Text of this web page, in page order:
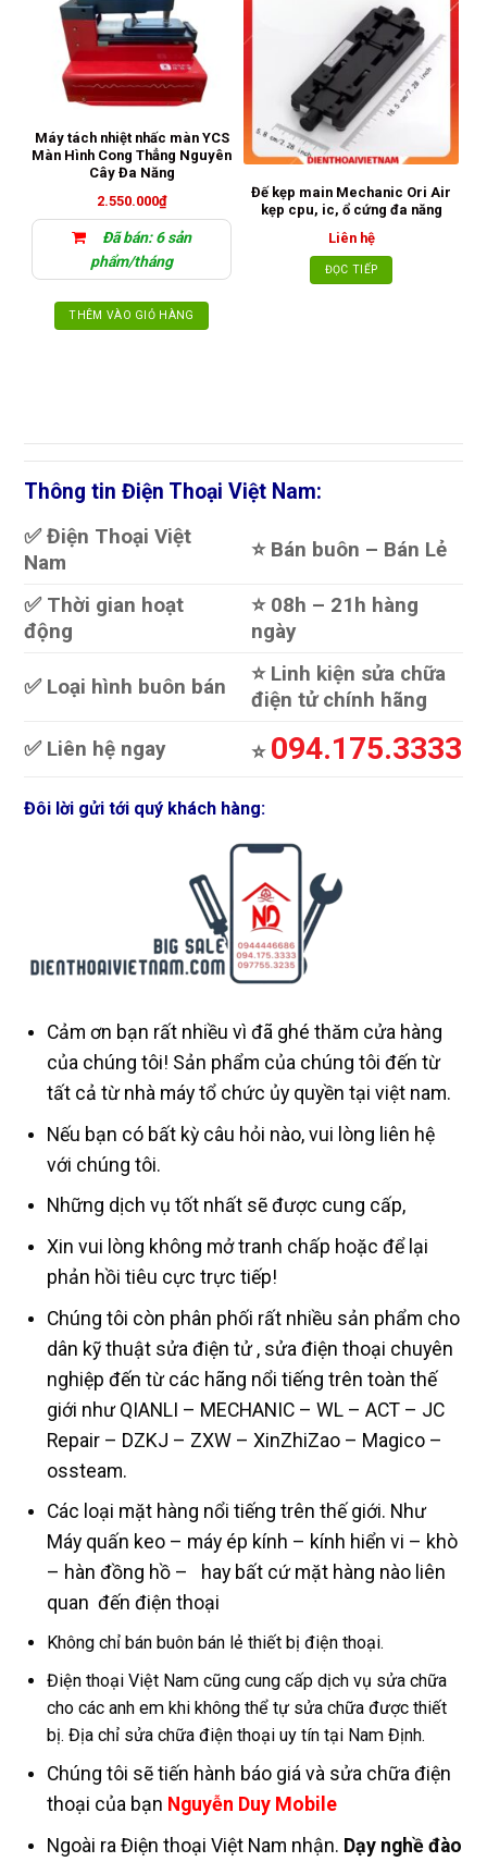
Máy tách nhiệt nhấc màn YCS
Màn Hình Cong Thẳng Nguyên
Cây Đa Năng
2.550.000₫
Đã bán: 6 sản
phẩm/tháng
THÊM VÀO GIỎ HÀNG
Đế kẹp main Mechanic Ori Air
kẹp cpu, ic, ổ cứng đa năng
Liên hệ
ĐỌC TIẾP
Thông tin Điện Thoại Việt Nam:
✅ Điện Thoại Việt
Nam
⭐️ Bán buôn – Bán Lẻ
✅ Thời gian hoạt
động
⭐️ 08h – 21h hàng
ngày
✅ Loại hình buôn bán
⭐️ Linh kiện sửa chữa
điện tử chính hãng
✅ Liên hệ ngay
⭐️ 094.175.3333
Đôi lời gửi tới quý khách hàng:
Cảm ơn bạn rất nhiều vì đã ghé thăm cửa hàng
của chúng tôi! Sản phẩm của chúng tôi đến từ
tất cả từ nhà máy tổ chức ủy quyền tại việt nam.
Nếu bạn có bất kỳ câu hỏi nào, vui lòng liên hệ
với chúng tôi.
Những dịch vụ tốt nhất sẽ được cung cấp,
Xin vui lòng không mở tranh chấp hoặc để lại
phản hồi tiêu cực trực tiếp!
Chúng tôi còn phân phối rất nhiều sản phẩm cho
dân kỹ thuật sửa điện tử , sửa điện thoại chuyên
nghiệp đến từ các hãng nổi tiếng trên toàn thế
giới như QIANLI – MECHANIC – WL – ACT – JC
Repair – DZKJ – ZXW – XinZhiZao – Magico –
ossteam.
Các loại mặt hàng nổi tiếng trên thế giới. Như
Máy quấn keo – máy ép kính – kính hiển vi – khò
– hàn đồng hồ – hay bất cứ mặt hàng nào liên
quan đến điện thoại
Không chỉ bán buôn bán lẻ thiết bị điện thoại.
Điện thoại Việt Nam cũng cung cấp dịch vụ sửa chữa
cho các anh em khi không thể tự sửa chữa được thiết
bị. Địa chỉ sửa chữa điện thoại uy tín tại Nam Định.
Chúng tôi sẽ tiến hành báo giá và sửa chữa điện
thoại của bạn Nguyễn Duy Mobile
Ngoài ra Điện thoại Việt Nam nhận. Dạy nghề đào